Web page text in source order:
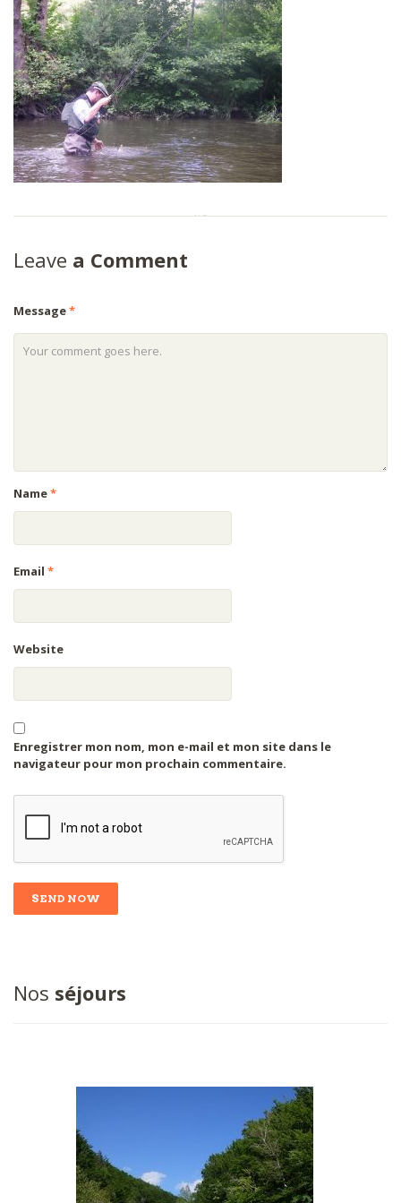
Leave a Comment
Message*
Name*
Email *
Website
Enregistrer mon nom, mon e-mail et mon site dans le
navigateur pour mon prochain commentaire.
Nos séjours